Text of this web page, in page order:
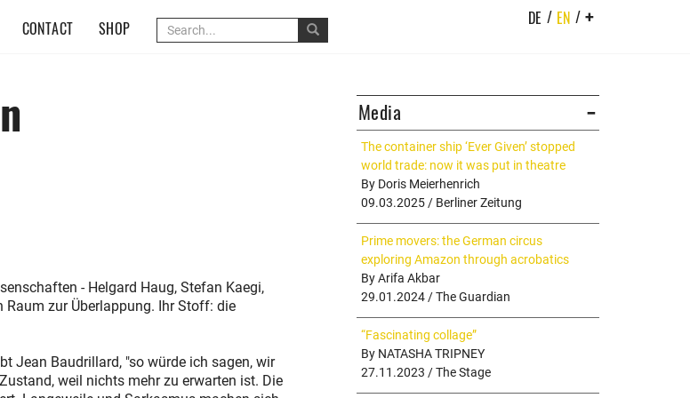
DE / EN / +
CONTACT SHOP
Media
The container ship ‘Ever Given’ stopped
world trade: now it was put in theatre
By Doris Meierhenrich
09.03.2025 / Berliner Zeitung
Prime movers: the German circus
exploring Amazon through acrobatics
By Arifa Akbar
29.01.2024 / The Guardian
“Fascinating collage”
By NATASHA TRIPNEY
27.11.2023 / The Stage
- Helgard Haug, Stefan Kaegi,
zur Überlappung. Ihr Stoff: die
Jean Baudrillard, "so würde ich sagen, wir
weil nichts mehr zu erwarten ist. Die